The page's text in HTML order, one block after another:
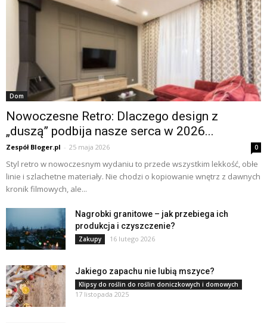
Dom
Nowoczesne Retro: Dlaczego design z
„duszą” podbija nasze serca w 2026...
Zespół Bloger.pl - 25 maja 2026 0
Styl retro w nowoczesnym wydaniu to przede wszystkim lekkość, obłe
linie i szlachetne materiały. Nie chodzi o kopiowanie wnętrz z dawnych
kronik filmowych, ale...
Nagrobki granitowe – jak przebiega ich
produkcja i czyszczenie?
Zakupy 16 lutego 2026
Jakiego zapachu nie lubią mszyce?
Klipsy do roślin do roślin doniczkowych i domowych
17 listopada 2025